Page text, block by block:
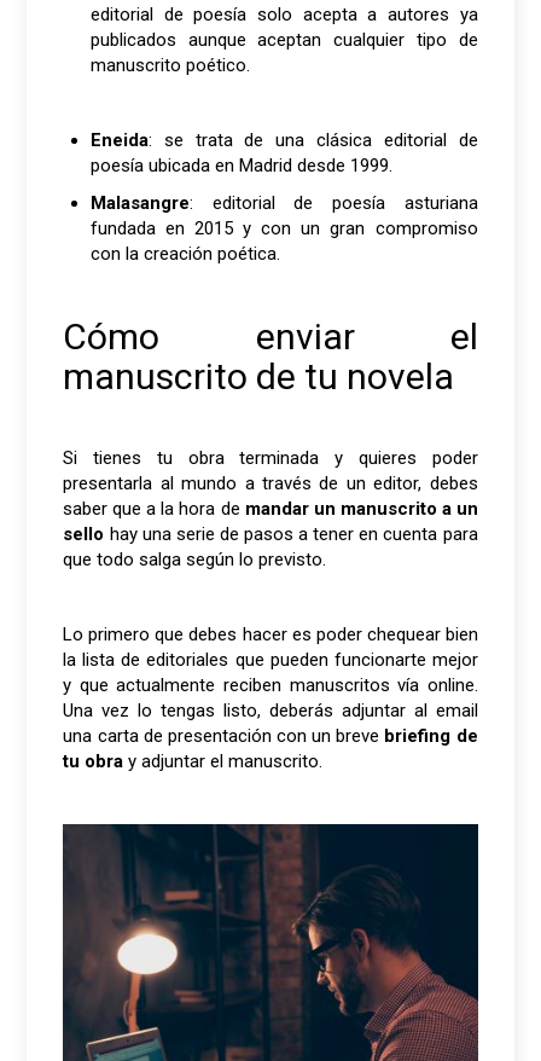
editorial de poesía solo acepta a autores ya
publicados aunque aceptan cualquier tipo de
manuscrito poético.
Eneida: se trata de una clásica editorial de
poesía ubicada en Madrid desde 1999.
Malasangre: editorial de poesía asturiana
fundada en 2015 y con un gran compromiso
con la creación poética.
Cómo enviar el
manuscrito de tu novela
Si tienes tu obra terminada y quieres poder
presentarla al mundo a través de un editor, debes
saber que a la hora de mandar un manuscrito a un
sello hay una serie de pasos a tener en cuenta para
que todo salga según lo previsto.
Lo primero que debes hacer es poder chequear bien
la lista de editoriales que pueden funcionarte mejor
y que actualmente reciben manuscritos vía online.
Una vez lo tengas listo, deberás adjuntar al email
una carta de presentación con un breve briefing de
tu obra y adjuntar el manuscrito.